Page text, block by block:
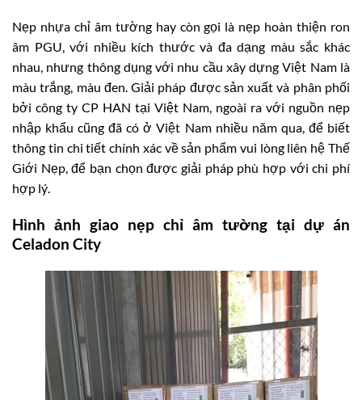
Nẹp nhựa chỉ âm tường hay còn gọi là nẹp hoàn thiện ron
âm PGU, với nhiều kích thước và đa dạng màu sắc khác
nhau, nhưng thông dụng với nhu cầu xây dựng Việt Nam là
màu trắng, màu đen. Giải pháp được sản xuất và phân phối
bởi công ty CP HAN tại Việt Nam, ngoài ra với nguồn nẹp
nhập khẩu cũng đã có ở Việt Nam nhiều năm qua, để biết
thông tin chi tiết chính xác về sản phẩm vui lòng liên hệ Thế
Giới Nẹp, để bạn chọn được giải pháp phù hợp với chi phí
hợp lý.
Hình ảnh giao nẹp chỉ âm tường tại dự án
Celadon City